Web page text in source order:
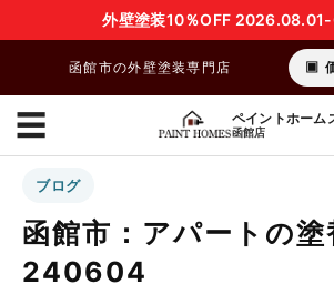
外壁塗装10％OFF
函館市の外壁塗装専門店
ペイントホーム
函館店
☰
ブログ
函館市：アパートの
240604